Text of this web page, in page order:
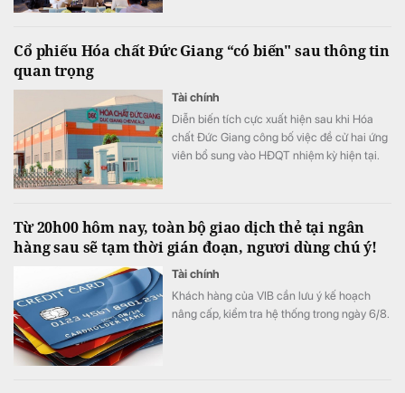
cơ hội để tỉnh Quảng Ninh giới thiệu đến
hiện đại và năng động, một điểm đến di sản
giàu bản sắc văn hóa.
Cổ phiếu Hóa chất Đức Giang “có biến" sau thông tin
quan trọng
Tài chính
Diễn biến tích cực xuất hiện sau khi Hóa
chất Đức Giang công bố việc đề cử hai ứng
viên bổ sung vào HĐQT nhiệm kỳ hiện tại.
Từ 20h00 hôm nay, toàn bộ giao dịch thẻ tại ngân
hàng sau sẽ tạm thời gián đoạn, ngươi dùng chú ý!
Tài chính
Khách hàng của VIB cần lưu ý kế hoạch
nâng cấp, kiểm tra hệ thống trong ngày 6/8.